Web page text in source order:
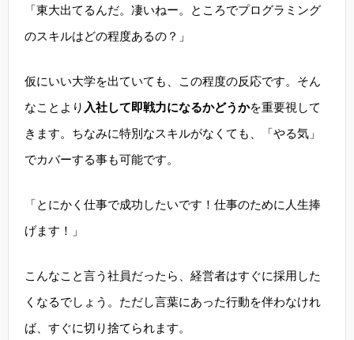
「東大出てるんだ。凄いねー。ところでプログラミング
のスキルはどの程度あるの？」
仮にいい大学を出ていても、この程度の反応です。そん
なことより 入社して即戦力になるかどうかを重要視して
きます。ちなみに特別なスキルがなくても、「やる気」
でカバーする事も可能です。
「とにかく仕事で成功したいです！仕事のために人生捧
げます！」
こんなこと言う社員だったら、経営者はすぐに採用した
くなるでしょう。ただし言葉にあった行動を伴わなけれ
ば、すぐに切り捨てられます。